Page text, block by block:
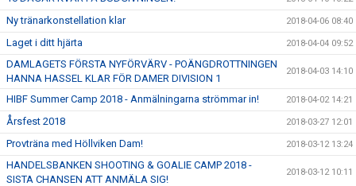
Ny tränarkonstellation klar 2018-04-06 08:40
Laget i ditt hjärta 2018-04-04 09:52
DAMLAGETS FÖRSTA NYFÖRVÄRV - POÄNGDROTTNINGEN
HANNA HASSEL KLAR FÖR DAMER DIVISION 1
2018-04-03 14:10
HIBF Summer Camp 2018 - Anmälningarna strömmar in! 2018-04-02 14:21
Årsfest 2018 2018-03-27 12:01
Provträna med Höllviken Dam! 2018-03-12 13:24
HANDELSBANKEN SHOOTING & GOALIE CAMP 2018 -
SISTA CHANSEN ATT ANMÄLA SIG!
2018-03-12 10:11